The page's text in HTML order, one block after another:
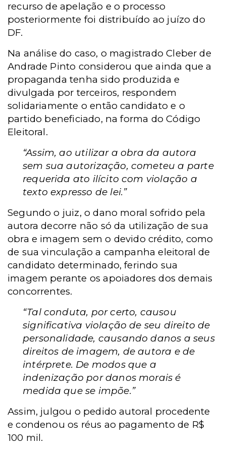
recurso de apelação e o processo
posteriormente foi distribuído ao juízo do
DF.
Na análise do caso, o magistrado Cleber de
Andrade Pinto considerou que ainda que a
propaganda tenha sido produzida e
divulgada por terceiros, respondem
solidariamente o então candidato e o
partido beneficiado, na forma do Código
Eleitoral.
“Assim, ao utilizar a obra da autora
sem sua autorização, cometeu a parte
requerida ato ilícito com violação a
texto expresso de lei.”
Segundo o juiz, o dano moral sofrido pela
autora decorre não só da utilização de sua
obra e imagem sem o devido crédito, como
de sua vinculação a campanha eleitoral de
candidato determinado, ferindo sua
imagem perante os apoiadores dos demais
concorrentes.
“Tal conduta, por certo, causou
significativa violação de seu direito de
personalidade, causando danos a seus
direitos de imagem, de autora e de
intérprete. De modos que a
indenização por danos morais é
medida que se impõe.”
Assim, julgou o pedido autoral procedente
e condenou os réus ao pagamento de R$
100 mil.